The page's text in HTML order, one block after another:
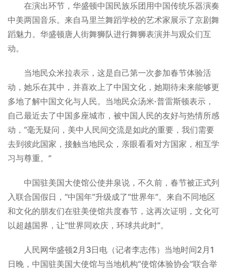
在演出环节，华盛顿中国民族乐团用中国传统乐器演奏
中美两国音乐。来自马里兰舞蹈学校的艺术家展示了京剧舞
蹈魅力。华盛顿唐人街舞狮队进行舞狮表演并与观众们互
动。
当地民众米拉表示，这是自己第一次参加春节体验活
动，她乐在其中，并喜欢上了中国文化，她期待未来能够更
多地了解中国文化与人民。当地民众汤米·普雷斯顿表示，
自己最近去了中国多座城市，被中国人民的友好与热情所感
动，“毫无疑问，美中人民间交流是如此的重要，我们需要
去到彼此国家，接触当地民众，亲眼看看对方国家，相互学
习与尊重。”
中国驻美国大使馆公使井泉说，不久前，春节被正式列
入联合国假日，“中国年”升级成了“世界年”。来自不同地区
和文化的朋友们在驻美使馆共度春节，这再次证明，文化可
以超越国界，让“世界同欢庆，环球共此时”。
人民网华盛顿2月3日电（记者李志伟）当地时间2月1
日晚，中国驻美国大使馆与当地机构“使馆体验协会”联合举